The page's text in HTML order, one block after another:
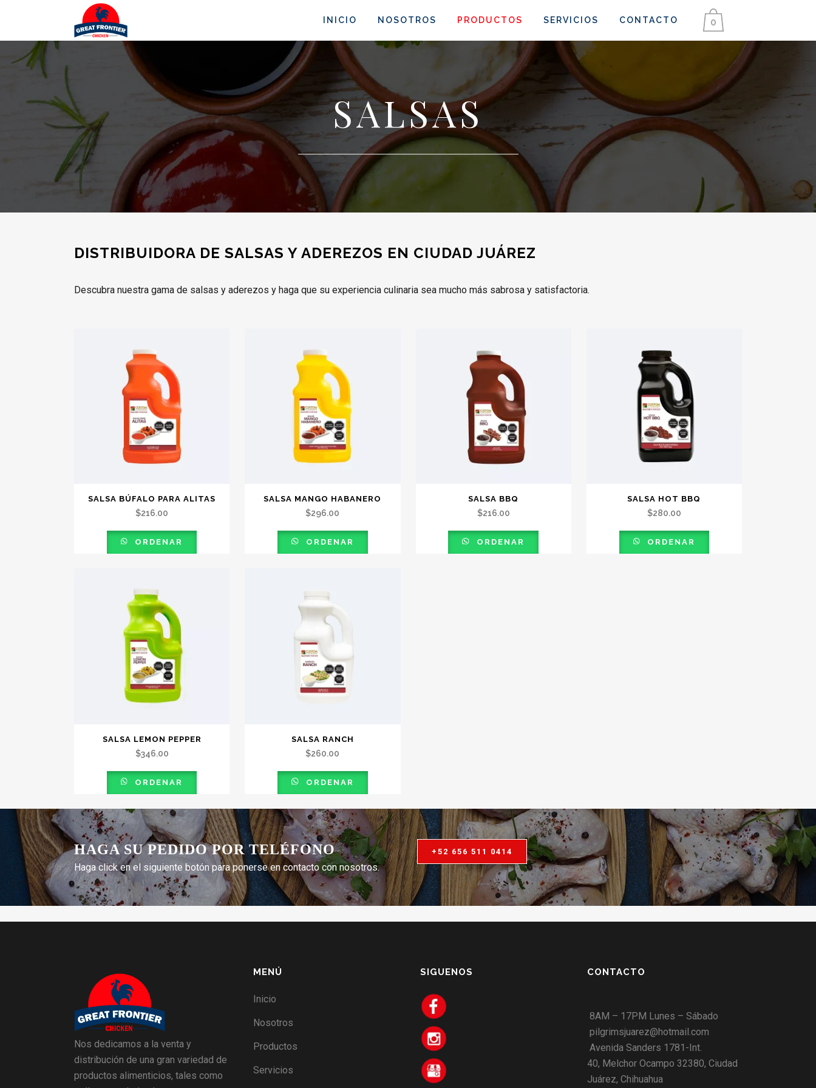
0
INICIO NOSOTROS PRODUCTOS SERVICIOS CONTACTO
SALSAS
DISTRIBUIDORA DE SALSAS Y ADEREZOS EN CIUDAD JUÁREZ
Descubra nuestra gama de salsas y aderezos y haga que su experiencia culinaria sea mucho más sabrosa y satisfactoria.
SALSA BÚFALO PARA ALITAS
$216.00
ORDENAR
SALSA MANGO HABANERO
$296.00
ORDENAR
SALSA BBQ
$216.00
ORDENAR
SALSA HOT BBQ
$280.00
ORDENAR
SALSA LEMON PEPPER
$346.00
ORDENAR
SALSA RANCH
$260.00
ORDENAR
HAGA SU PEDIDO POR TELÉFONO
Haga click en el siguiente botón para ponerse en contacto con nosotros.
+52 656 511 0414
Nos dedicamos a la venta y
distribución de una gran variedad de
productos alimenticios, tales como
MENÚ
Inicio
Nosotros
Productos
Servicios
SIGUENOS CONTACTO
8AM – 17PM Lunes – Sábado
pilgrimsjuarez@hotmail.com
Avenida Sanders 1781-Int.
40, Melchor Ocampo 32380, Ciudad
Juárez, Chihuahua